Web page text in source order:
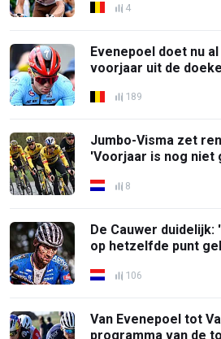
4
Evenepoel doet nu
voorjaar uit de
189
Jumbo-Visma zet
'Voorjaar is nog niet
8
De Cauwer duidelijk:
op hetzelfde punt
106
Van Evenepoel tot
programma van de